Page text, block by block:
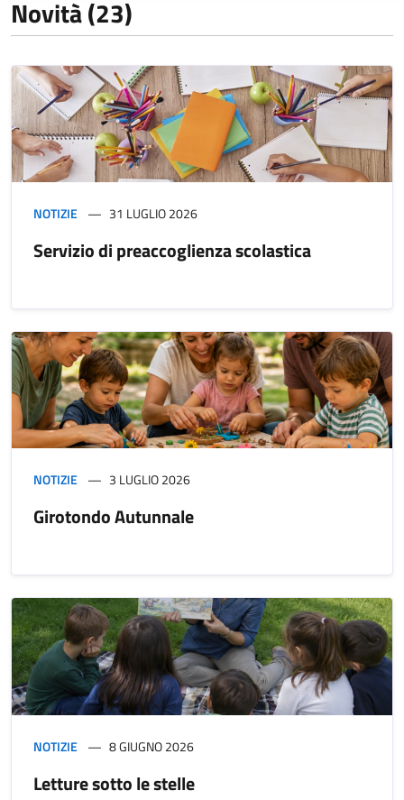
Novità (23)
NOTIZIE 31 LUGLIO 2026
Servizio di preaccoglienza scolastica
NOTIZIE 3 LUGLIO 2026
Girotondo Autunnale
NOTIZIE 8 GIUGNO 2026
Letture sotto le stelle